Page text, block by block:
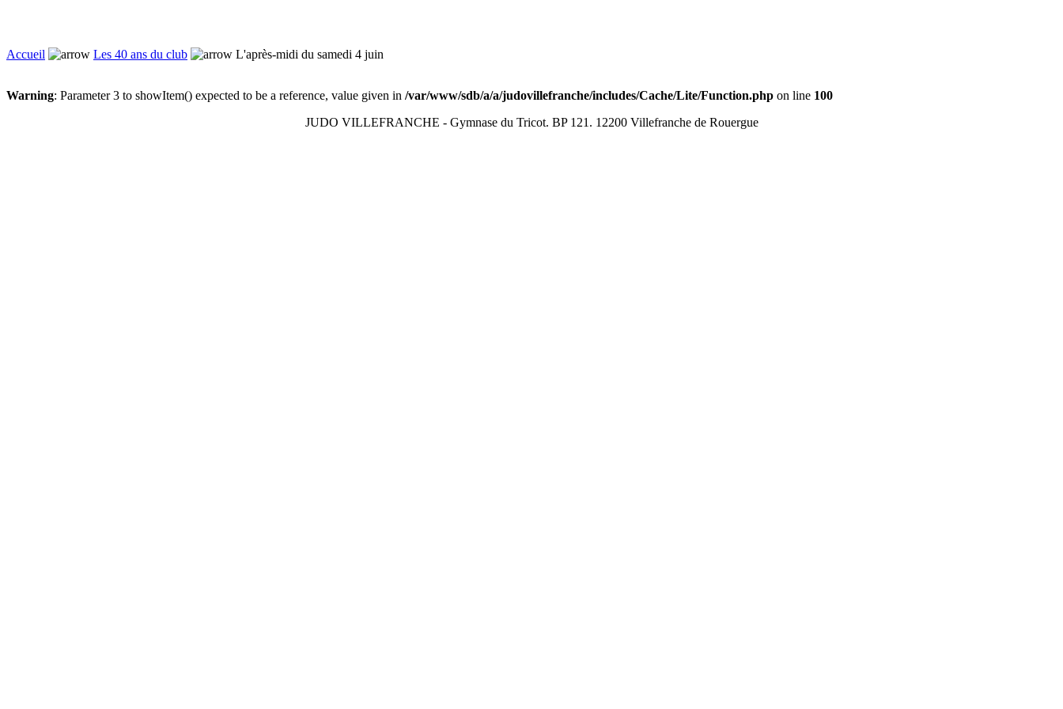
Accueil Les 40 ans du club L'après-midi du samedi 4 juin
Warning: Parameter 3 to showItem() expected to be a reference, value given in /var/www/sdb/a/a/judovillefranche/includes/Cache/Lite/Function.php on line 100
JUDO VILLEFRANCHE - Gymnase du Tricot. BP 121. 12200 Villefranche de Rouergue